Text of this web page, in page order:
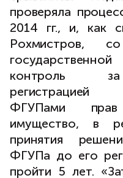
проверяла
2014 гг., и, как
Рохмистров,
контроль за
регистрацией
ФГУПами
имущество, в
принятия
ФГУПа до его
пройти 5 лет.